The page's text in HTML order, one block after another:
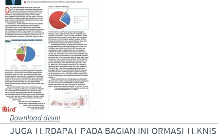
Download disini
JUGA TERDAPAT PADA BAGIAN INFORMASI TEKNIS